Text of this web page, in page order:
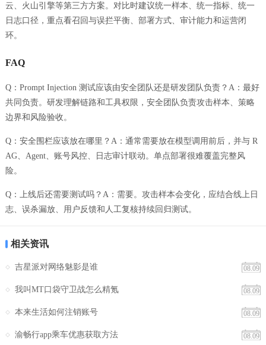
云、火山引擎等第三方方案。对比时建议统一样本、统一指标、统一
日志口径，重点看召回与误拦平衡、部署方式、审计能力和运营闭
环。
FAQ
Q：Prompt Injection 测试应该由安全团队还是研发团队负责？A：最好
共同负责。研发理解链路和工具权限，安全团队负责攻击样本、策略
边界和风险验收。
Q：安全围栏应该放在哪里？A：通常需要放在模型调用前后，并与 R
AG、Agent、账号风控、日志审计联动。单点部署很难覆盖完整风
险。
Q：上线后还需要测试吗？A：需要。攻击样本会变化，应结合线上日
志、误杀漏放、用户反馈和人工复核持续回归测试。
相关资讯
08.09
吉星派对网络魅影是谁
08.09
我叫MT口袋守卫战怎么精氪
08.09
本来生活如何注销账号
08.09
渝畅行app乘车优惠获取方法